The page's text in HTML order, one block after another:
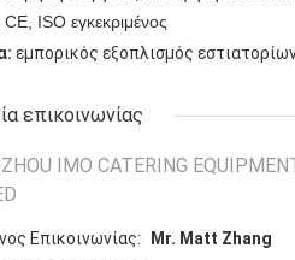
ISO εγκεκριμένος
εμπορικός εξοπλισμός
επικοινωνίας
IMO CATERING
Επικοινωνίας:
Mr. Matt Zhang